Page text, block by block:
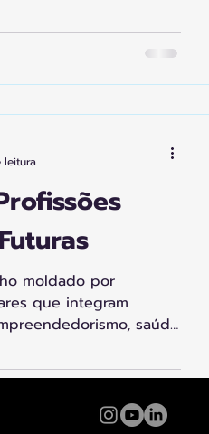
Quociente de
da Internet Viva.
moldado por
que integram
saúde
em criatividade,
leitura